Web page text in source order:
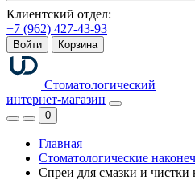
Клиентский отдел:
+7 (962) 427-43-93
Войти Корзина
Стоматологический
интернет-магазин
0
Главная
Стоматологические
Спреи для смазки и чистки